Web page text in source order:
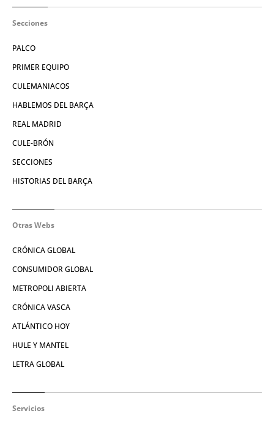
Secciones
PALCO
PRIMER EQUIPO
CULEMANIACOS
HABLEMOS DEL BARÇA
REAL MADRID
CULE-BRÓN
SECCIONES
HISTORIAS DEL BARÇA
Otras Webs
CRÓNICA GLOBAL
CONSUMIDOR GLOBAL
METROPOLI ABIERTA
CRÓNICA VASCA
ATLÁNTICO HOY
HULE Y MANTEL
LETRA GLOBAL
Servicios